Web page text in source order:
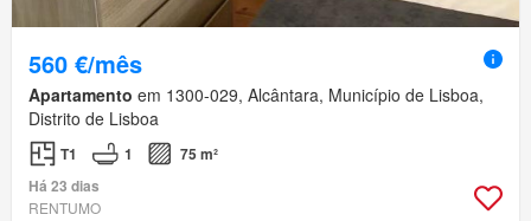
560 €/mês
Apartamento em 1300-029, Alcântara, Município de Lisboa,
Distrito de Lisboa
T1 1
75 m²
Há 23 dias
RENTUMO